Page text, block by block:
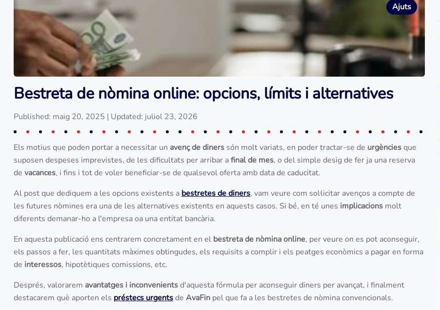
Ajuts
Bestreta de nòmina online: opcions, límits i alternatives
Published: maig 20, 2025 | Updated: juliol 23, 2026
Els motius que poden portar a necessitar un avenç de diners són molt variats, en poder tractar-se de urgènciesque
suposen despeses imprevistes, de les dificultats per arribar afinal de mes, o del simple desig de fer ja una reserva
de vacances, i fins i tot de voler beneficiar-se de qualsevol oferta amb data de caducitat.
Al post que dediquem a les opcions existents a bestretes de diners, vam veure com sol·licitar avenços a compte de
les futures nòmines era una de les alternatives existents en aquests casos. Si bé, en té unes implicacions molt
diferents demanar-ho a l'empresa oa una entitat bancària.
En aquesta publicació ens centrarem concretament en el bestreta de nòmina online, per veure on es pot aconseguir,
els passos a fer, les quantitats màximes obtingudes, els requisits a complir i els peatges econòmics a pagar en forma
de interessos, hipotètiques comissions, etc.
Després, valorarem avantatges i inconvenientsd'aquesta fórmula per aconseguir diners per avançat, i finalment
destacarem què aporten els préstecs urgentsde AvaFin pel que fa a les bestretes de nòmina convencionals.